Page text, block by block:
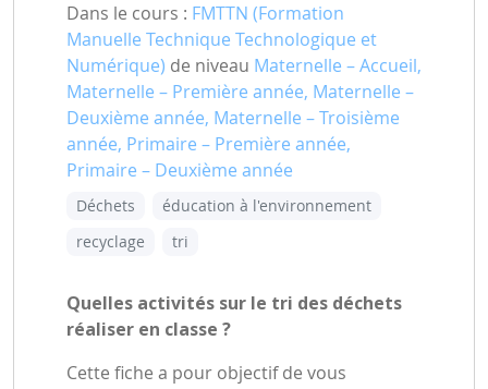
Dans le cours : FMTTN (Formation
Manuelle Technique Technologique et
Numérique) de niveau Maternelle – Accueil,
Maternelle – Première année, Maternelle –
Deuxième année, Maternelle – Troisième
année, Primaire – Première année,
Primaire – Deuxième année
Déchets
éducation à l'environnement
recyclage
tri
Quelles activités sur le tri des déchets
réaliser en classe ?
Cette fiche a pour objectif de vous